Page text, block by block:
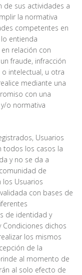
de sus actividades a
la normativa
competentes en
entienda
relación con
fraude, infracción
intelectual, u otra
mediante una
con una
o normativa
Usuarios
todos los casos la
y no se da a
de
los Usuarios
con bases de
de identidad y
Condiciones dichos
los mismos
de la
al momento de
al solo efecto de